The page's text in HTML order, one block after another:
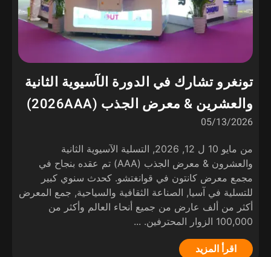
تونغرو تشارك في الدورة الآسيوية الثانية
والعشرين & معرض الجذب (2026AAA)
05/13/2026
من مايو 10 ل 12, 2026, التسلية الآسيوية الثانية
والعشرون & معرض الجذب (AAA) تم عقده بنجاح في
مجمع معرض كانتون في قوانغتشو. كحدث سنوي كبير
للتسلية في آسيا, الصناعة الثقافية والسياحية, جمع المعرض
أكثر من ألف عارض من جميع أنحاء العالم وأكثر من
100,000 الزوار المحترفين. ...
اقرأ المزيد